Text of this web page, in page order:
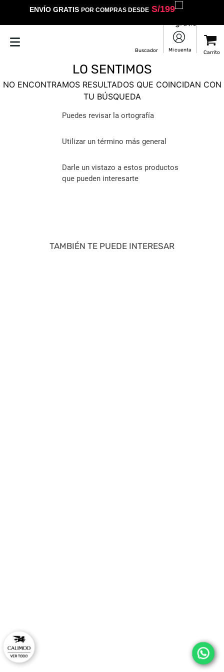
ENVÍO GRATIS POR COMPRAS DESDES/199
LO SENTIMOS
NO ENCONTRAMOS RESULTADOS QUE COINCIDAN CON
TU BÚSQUEDA
Puedes revisar la ortografía
Utilizar un término más general
Darle un vistazo a estos productos
que pueden interesarte
TAMBIÉN TE PUEDE INTERESAR